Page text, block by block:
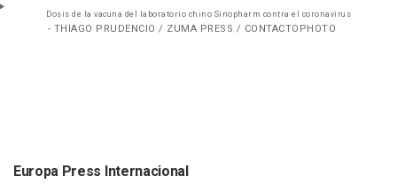
Dosis de la vacuna del laboratorio chino Sinopharm contra el coronavirus
- THIAGO PRUDENCIO / ZUMA PRESS / CONTACTOPHOTO
Europa Press Internacional